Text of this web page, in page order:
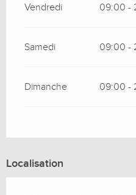
Vendredi 09:00 -
Samedi 09:00 -
Dimanche 09:00 -
Localisation